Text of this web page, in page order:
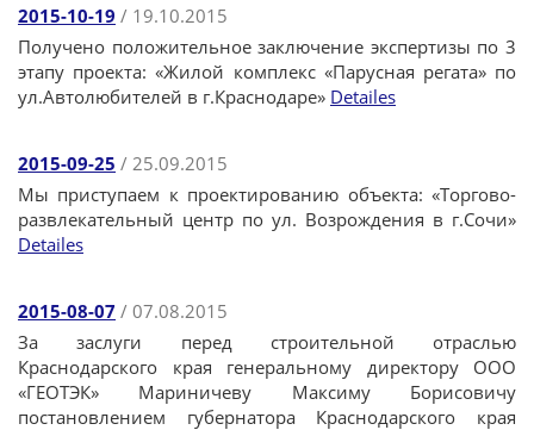
2015-10-19 / 19.10.2015
Получено положительное заключение экспертизы по 3
этапу проекта: «Жилой комплекс «Парусная регата» по
ул.Автолюбителей в г.Краснодаре» Detailes
2015-09-25 / 25.09.2015
Мы приступаем к проектированию объекта: «Торгово-
развлекательный центр по ул. Возрождения в г.Сочи»
Detailes
2015-08-07 / 07.08.2015
За заслуги перед строительной отраслью
Краснодарского края генеральному директору ООО
«ГЕОТЭК» Мариничеву Максиму Борисовичу
постановлением губернатора Краснодарского края